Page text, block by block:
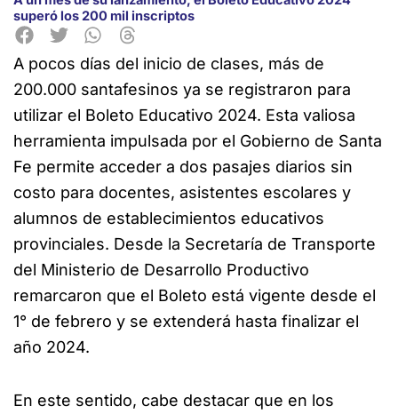
superó los 200 mil inscriptos
A pocos días del inicio de clases, más de
200.000 santafesinos ya se registraron para
utilizar el Boleto Educativo 2024. Esta valiosa
herramienta impulsada por el Gobierno de Santa
Fe permite acceder a dos pasajes diarios sin
costo para docentes, asistentes escolares y
alumnos de establecimientos educativos
provinciales. Desde la Secretaría de Transporte
del Ministerio de Desarrollo Productivo
remarcaron que el Boleto está vigente desde el
1° de febrero y se extenderá hasta finalizar el
año 2024.
En este sentido, cabe destacar que en los